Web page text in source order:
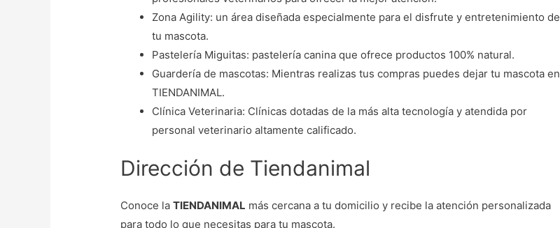
Zona Agility: un área diseñada especialmente para el disfrute y entretenimiento de
tu mascota.
Pastelería Miguitas: pastelería canina que ofrece productos 100% natural.
Guardería de mascotas: Mientras realizas tus compras puedes dejar tu mascota en
TIENDANIMAL.
Clínica Veterinaria: Clínicas dotadas de la más alta tecnología y atendida por
personal veterinario altamente calificado.
Dirección de Tiendanimal
Conoce laTIENDANIMAL más cercana a tu domicilio y recibe la atención personalizada
para todo lo que necesitas para tu mascota.